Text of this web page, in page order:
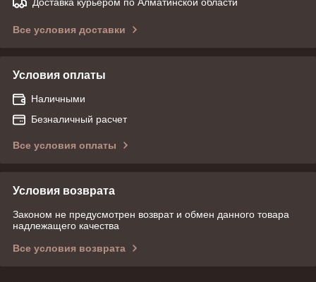
Все условия доставки
Условия оплаты
Наличными
Безналичный расчет
Все условия оплаты
Условия возврата
Законом не предусмотрен возврат и обмен данного товара
надлежащего качества
Все условия возврата